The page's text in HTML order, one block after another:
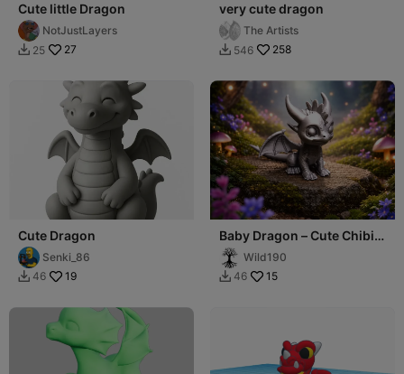
Cute little Dragon
NotJustLayers
 25 27
very cute dragon
The Artists
 546 258
Cute Dragon
Senki_86
 46 19
Baby Dragon – Cute Chibi
Dragonling
Wild190
 46 15